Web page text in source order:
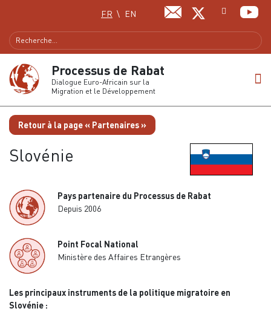
Sélectionnez votre langue
FR EN
Processus de Rabat
Dialogue Euro-Africain sur la
Migration et le Développement
Retour à la page « Partenaires »
Slovénie
Pays partenaire du Processus de Rabat
Depuis 2006
Point Focal National
Ministère des Affaires Etrangères
Les principaux instruments de la politique migratoire en
Slovénie :